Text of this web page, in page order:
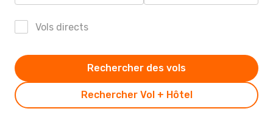
Vols directs
Rechercher Vol + Hôtel
Rechercher des vols